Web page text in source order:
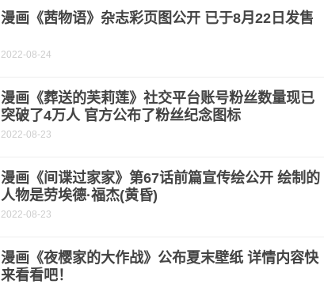
漫画《茜物语》杂志彩页图公开 已于8月22日发售
2022-08-24
漫画《葬送的芙莉莲》社交平台账号粉丝数量现已
突破了4万人 官方公布了粉丝纪念图标
2022-08-23
漫画《间谍过家家》第67话前篇宣传绘公开 绘制的
人物是劳埃德·福杰(黄昏)
2022-08-23
漫画《夜樱家的大作战》公布夏末壁纸 详情内容快
来看看吧！